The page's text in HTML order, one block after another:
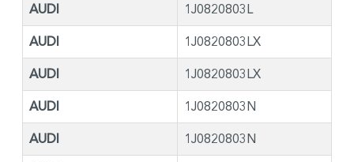
AUDI 1J0820803L
AUDI 1J0820803LX
AUDI 1J0820803LX
AUDI 1J0820803N
AUDI 1J0820803N